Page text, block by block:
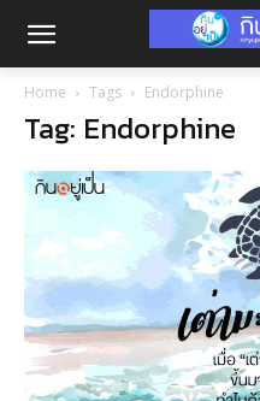
Home Tags Endorphine
Tag: Endorphine